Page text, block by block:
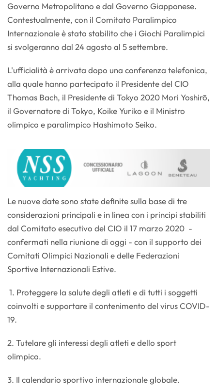
Governo Metropolitano e dal Governo Giapponese.
Contestualmente, con il Comitato Paralimpico
Internazionale è stato stabilito che i Giochi Paralimpici
si svolgeranno dal 24 agosto al 5 settembre.
L'ufficialità è arrivata dopo una conferenza telefonica,
alla quale hanno partecipato il Presidente del CIO
Thomas Bach, il Presidente di Tokyo 2020 Mori Yoshirō,
il Governatore di Tokyo, Koike Yuriko e il Ministro
olimpico e paralimpico Hashimoto Seiko.
Le nuove date sono state definite sulla base di tre
considerazioni principali e in linea con i principi stabiliti
dal Comitato esecutivo del CIO il 17 marzo 2020 -
confermati nella riunione di oggi - con il supporto dei
Comitati Olimpici Nazionali e delle Federazioni
Sportive Internazionali Estive.
1. Proteggere la salute degli atleti e di tutti i soggetti
coinvolti e supportare il contenimento del virus COVID-
19.
2. Tutelare gli interessi degli atleti e dello sport
olimpico.
3. Il calendario sportivo internazionale globale.